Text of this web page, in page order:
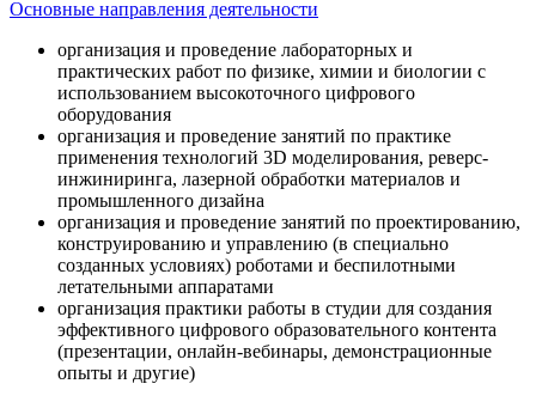
Основные направления деятельности
организация и проведение лабораторных и
практических работ по физике, химии и биологии с
использованием высокоточного цифрового
оборудования
организация и проведение занятий по практике
применения технологий 3D моделирования, реверс-
инжиниринга, лазерной обработки материалов и
промышленного дизайна
организация и проведение занятий по проектированию,
конструированию и управлению (в специально
созданных условиях) роботами и беспилотными
летательными аппаратами
организация практики работы в студии для создания
эффективного цифрового образовательного контента
(презентации, онлайн-вебинары, демонстрационные
опыты и другие)